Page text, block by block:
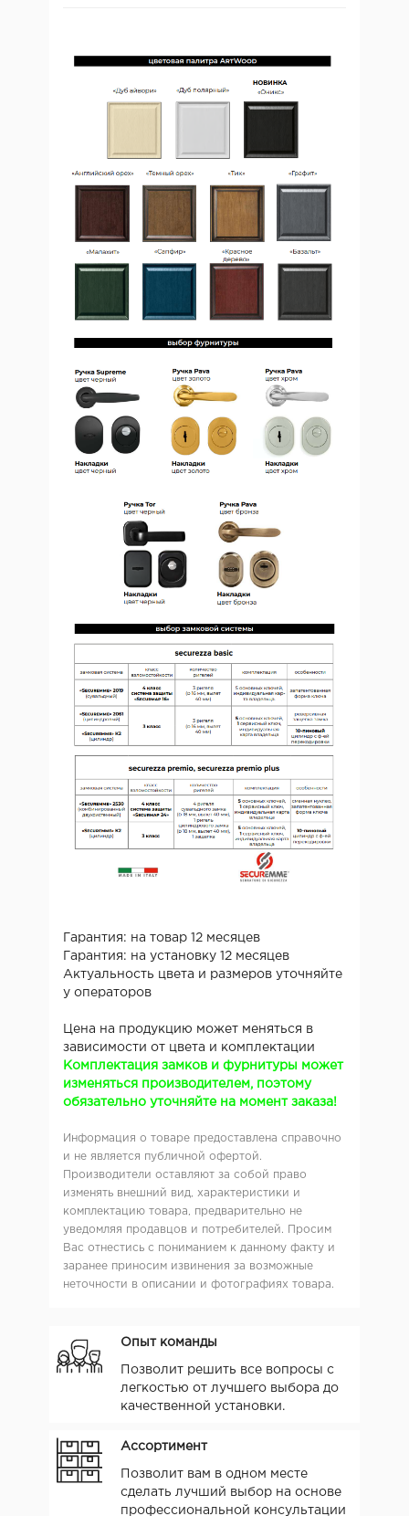
Гарантия: на товар 12 месяцев
Гарантия: на установку 12 месяцев
Актуальность цвета и размеров уточняйте
у операторов
Цена на продукцию может меняться в
зависимости от цвета и комплектации
Комплектация замков и фурнитуры может
изменяться производителем, поэтому
обязательно уточняйте на момент заказа!
Информация о товаре предоставлена справочно
и не является публичной офертой.
Производители оставляют за собой право
изменять внешний вид, характеристики и
комплектацию товара, предварительно не
уведомляя продавцов и потребителей. Просим
Вас отнестись с пониманием к данному факту и
заранее приносим извинения за возможные
неточности в описании и фотографиях товара.
Опыт команды
Позволит решить все вопросы с
легкостью от лучшего выбора до
качественной установки.
Ассортимент
Позволит вам в одном месте
сделать лучший выбор на основе
профессиональной консультации